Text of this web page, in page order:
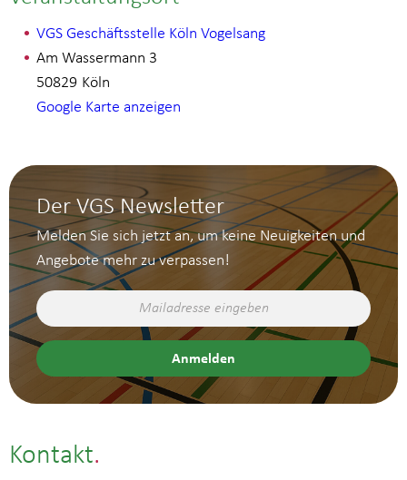
VGS Geschäftsstelle Köln Vogelsang
Am Wassermann 3
Köln
50829
Google Karte anzeigen
Der VGS Newsletter
Melden Sie sich jetzt an, um keine Neuigkeiten und
Angebote mehr zu verpassen!
Kontakt